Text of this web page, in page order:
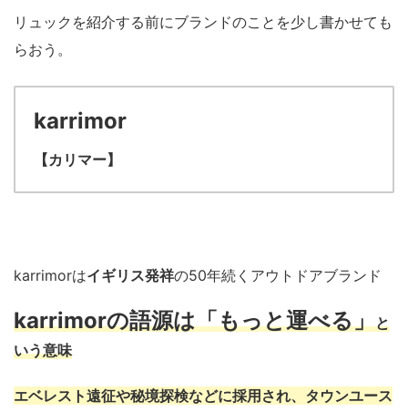
リュックを紹介する前にブランドのことを少し書かせても
らおう。
karrimor
【カリマー】
karrimorはイギリス発祥の50年続くアウトドアブランド
karrimorの語源は「もっと運べる」と
いう意味
エベレスト遠征や秘境探検などに採用され、タウンユース